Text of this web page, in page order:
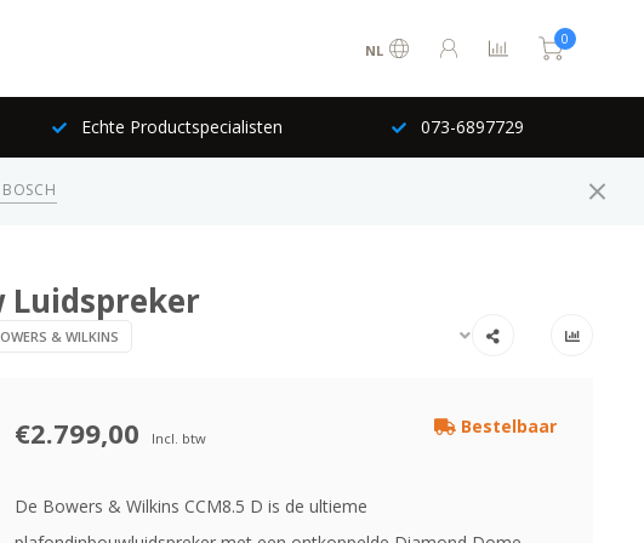
NL
0
Echte Productspecialisten 073-6897729
Luidspreker
& WILKINS
€2.799,00 Incl. btw
Bestelbaar
De Bowers & Wilkins CCM8.5 D is de ultieme